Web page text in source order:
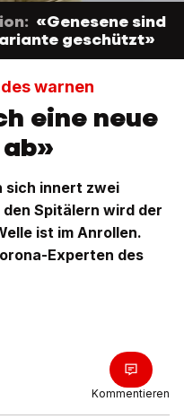
«Genesene sind
geschützt»
warnen
eine neue
sich innert zwei
Spitälern wird der
ist im Anrollen.
Experten des
Kommentieren